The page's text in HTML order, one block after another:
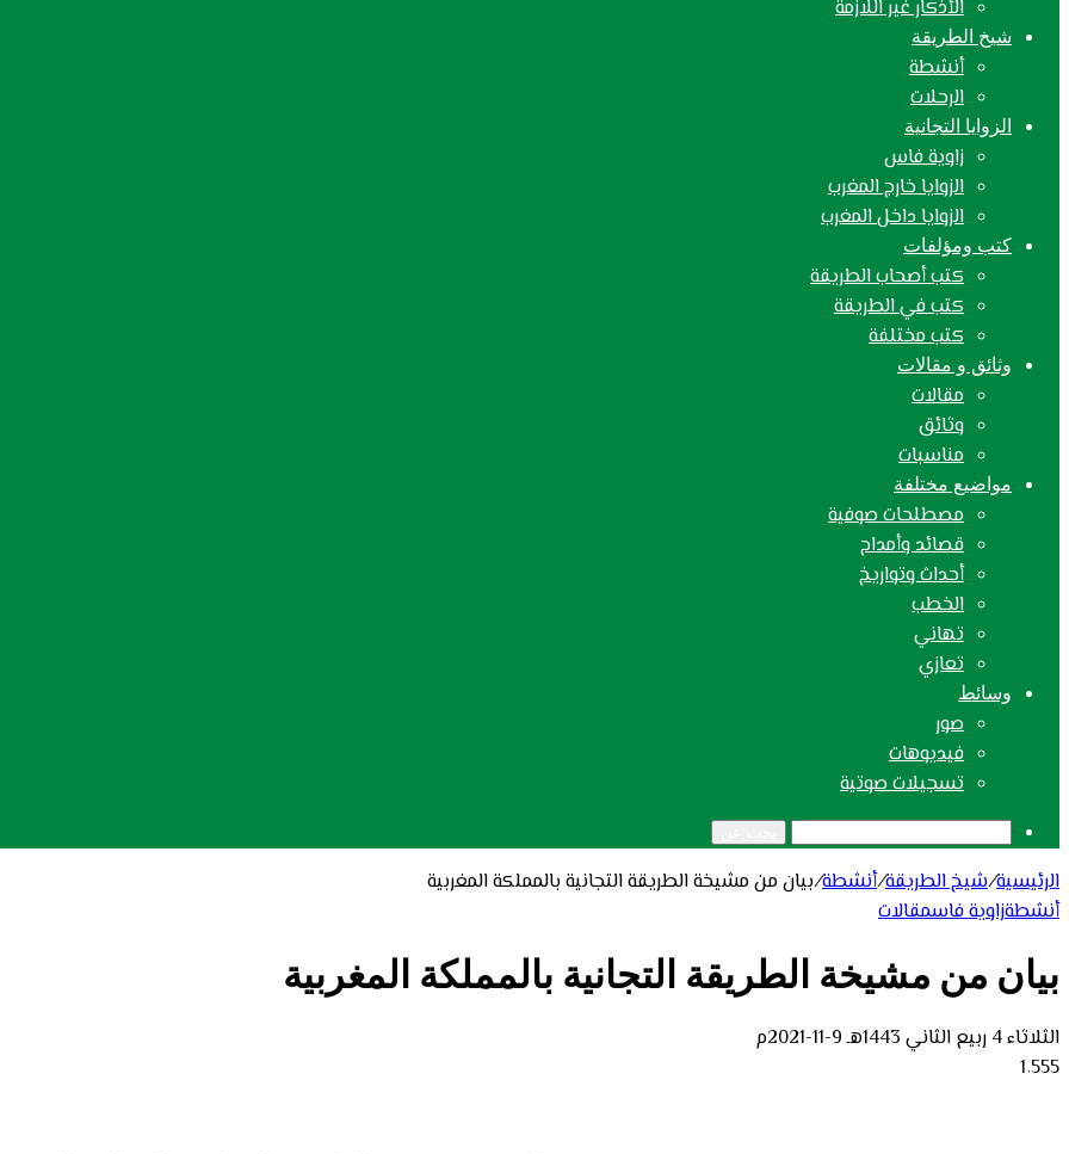
الأذكار غير اللازمة
شيخ الطريقة
أنشطة
الرحلات
الزوايا التجانية
زاوية فاس
الزوايا خارج المغرب
الزوايا داخل المغرب
كتب ومؤلفات
كتب أصحاب الطريقة
كتب في الطريقة
كتب مختلفة
وثائق و مقالات
مقالات
وثائق
مناسبات
مواضيع مختلفة
مصطلحات صوفية
قصائد وأمداح
أحداث وتواريخ
الخطب
تهاني
تعازي
وسائط
صور
فيديوهات
تسجيلات صوتية
الرئيسية/شيخ الطريقة/أنشطة/بيان من مشيخة الطريقة التجانية بالمملكة المغربية
أنشطةزاوية فاسمقالات
بيان من مشيخة الطريقة التجانية بالمملكة المغربية
الثلاثاء 4 ربيع الثاني 1443هـ 9-11-2021م
1٬555